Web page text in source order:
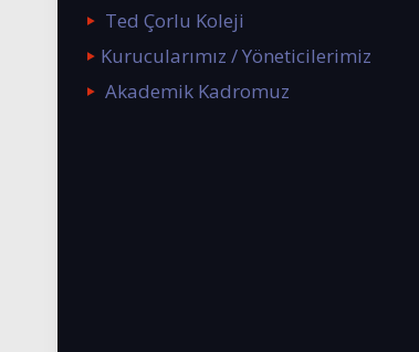
Ted Çorlu Koleji
Kurucularımız / Yöneticilerimiz
Akademik Kadromuz